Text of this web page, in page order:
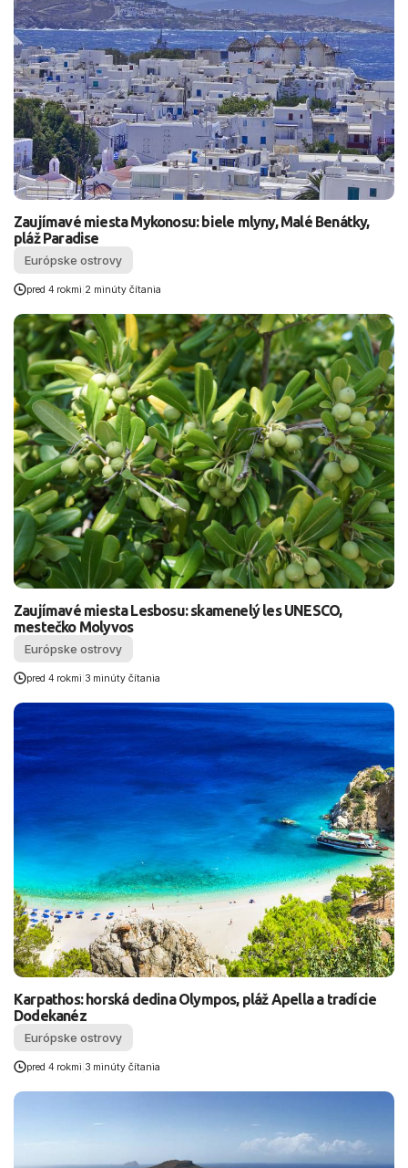
Zaujímavé miesta Mykonosu: biele mlyny, Malé Benátky,
pláž Paradise
Európske ostrovy
pred 4 rokmi 2 minúty čítania
Zaujímavé miesta Lesbosu: skamenelý les UNESCO,
mestečko Molyvos
Európske ostrovy
pred 4 rokmi 3 minúty čítania
Karpathos: horská dedina Olympos, pláž Apella a tradície
Dodekanéz
Európske ostrovy
pred 4 rokmi 3 minúty čítania